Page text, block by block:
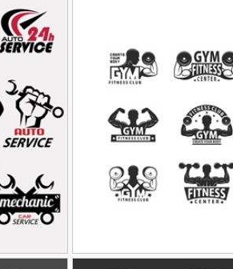
وکتور لوگوی مبارزه